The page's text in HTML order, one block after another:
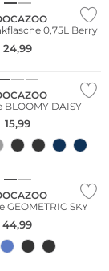
0,75L Berry
24,99
BLOOMY DAISY
15,99
GEOMETRIC SKY
44,99